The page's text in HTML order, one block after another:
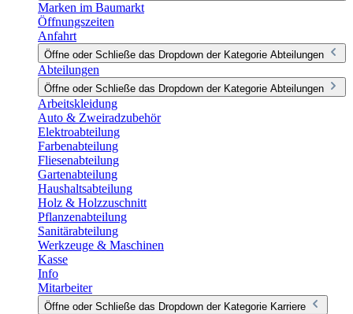
Marken im Baumarkt
Öffnungszeiten
Anfahrt
Öffne oder Schließe das Dropdown der Kategorie Abteilungen
Abteilungen
Öffne oder Schließe das Dropdown der Kategorie Abteilungen
Arbeitskleidung
Auto & Zweiradzubehör
Elektroabteilung
Farbenabteilung
Fliesenabteilung
Gartenabteilung
Haushaltsabteilung
Holz & Holzzuschnitt
Pflanzenabteilung
Sanitärabteilung
Werkzeuge & Maschinen
Kasse
Info
Mitarbeiter
Öffne oder Schließe das Dropdown der Kategorie Karriere